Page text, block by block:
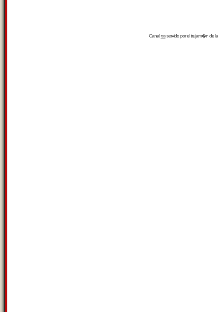
Canalrssservido por eltrujam�nde